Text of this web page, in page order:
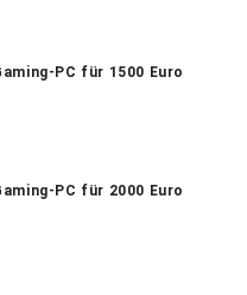
PC für 1500 Euro
PC für 2000 Euro